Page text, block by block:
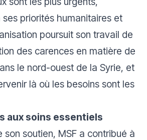
priorités humanitaires et
poursuit son travail de
des carences en matière de
le nord-ouest de la Syrie, et
là où les besoins sont les
aux soins essentiels
son soutien, MSF a contribué à